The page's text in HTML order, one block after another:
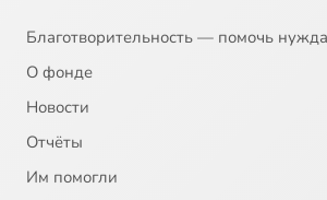
Благотворительность — помочь
О фонде
Новости
Отчёты
Им помогли